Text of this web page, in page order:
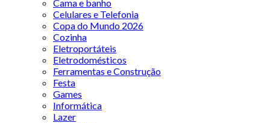
Cama e banho
Celulares e Telefonia
Copa do Mundo 2026
Cozinha
Eletroportáteis
Eletrodomésticos
Ferramentas e Construção
Festa
Games
Informática
Lazer